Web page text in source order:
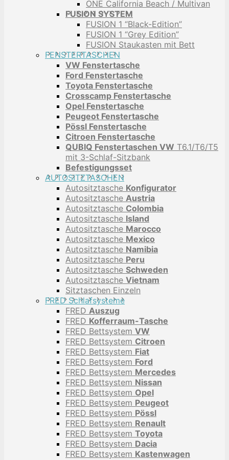
ONE California Beach / Multivan
FUSION SYSTEM
FUSION 1 “Black-Edition”
FUSION 1 “Grey Edition”
FUSION Staukasten mit Bett
FENSTERTASCHEN
VW Fenstertasche
Ford Fenstertasche
Toyota Fenstertasche
Crosscamp Fenstertasche
Opel Fenstertasche
Peugeot Fenstertasche
Pössl Fenstertasche
Citroen Fenstertasche
QUBIQ Fenstertaschen VW T6.1/T6/T5
mit 3-Schlaf-Sitzbank
Befestigungsset
AUTOSITZTASCHEN
Autositztasche Konfigurator
Autositztasche Austria
Autositztasche Colombia
Autositztasche Island
Autositztasche Marocco
Autositztasche Mexico
Autositztasche Namibia
Autositztasche Peru
Autositztasche Schweden
Autositztasche Vietnam
Sitztaschen Einzeln
FRED Schlafsysteme
FRED Auszug
FRED Kofferraum-Tasche
FRED Bettsystem VW
FRED Bettsystem Citroen
FRED Bettsystem Fiat
FRED Bettsystem Ford
FRED Bettsystem Mercedes
FRED Bettsystem Nissan
FRED Bettsystem Opel
FRED Bettsystem Peugeot
FRED Bettsystem Pössl
FRED Bettsystem Renault
FRED Bettsystem Toyota
FRED Bettsystem Dacia
FRED Bettsystem Kastenwagen